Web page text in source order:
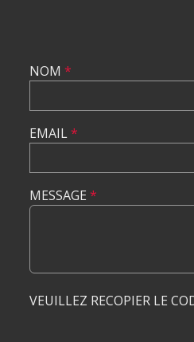
NOM *
EMAIL*
MESSAGE *
VEUILLEZ RECOPIER LE